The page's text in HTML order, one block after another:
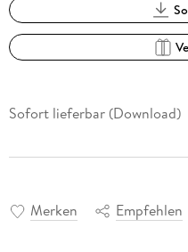
Sofort lieferbar (Download)
Merken Empfehlen